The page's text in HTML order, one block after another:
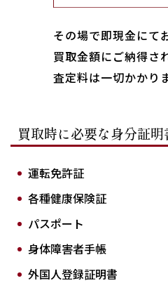
その場で即現金にて
買取金額にご納得さ
査定料は一切かかり
買取時に必要な身分証明
運転免許証
各種健康保険証
パスポート
身体障害者手帳
外国人登録証明書